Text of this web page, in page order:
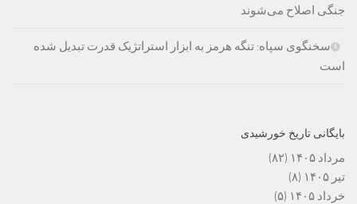
جنگی اصلاح می‌شوند
سخنگوی سپاه: تنگه هرمز به ابزار استراتژیک قدرت تبدیل شده
است
بایگانی تاریخ خورشیدی
مرداد ۱۴۰۵
(۸۲)
تیر ۱۴۰۵
(۸)
خرداد ۱۴۰۵
(۵)